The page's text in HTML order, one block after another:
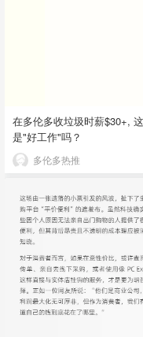
在多伦多收垃圾时薪$30+, 这
是"好工作"吗？
多伦多热推